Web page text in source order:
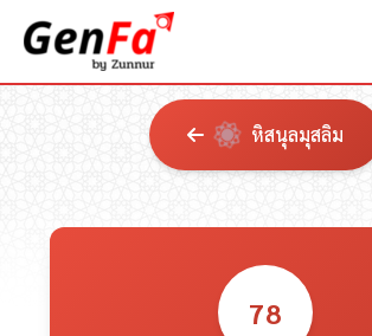
หิสนุลมุสลิม
78